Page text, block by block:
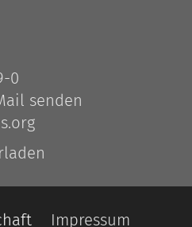
0
senden
Impressum